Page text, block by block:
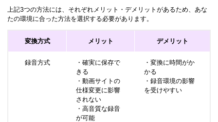
上記3つの方法には、それぞれメリット・デメリットがあるため、あな
たの環境に合った方法を選択する必要があります。
変換方式 メリット デメリット
録音方式
・確実に保存で
きる
・動画サイトの
仕様変更に影響
されない
・高音質な録音
が可能
・変換に時間がか
かる
・録音環境の影響
を受けやすい